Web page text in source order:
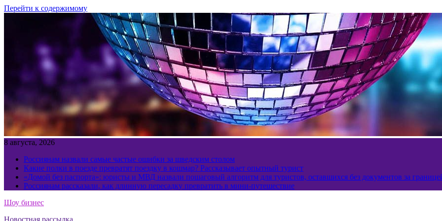
Перейти к содержимому
8 августа, 2026
Россиянам назвали самые частые ошибки за шведским столом
Какие полки в поезде превратят поездку в кошмар? Рассказывает опытный турист
«Домой без паспорта»: юристы и МВД назвали пошаговый алгоритм для туристов, оставшихся без документов за
Россиянам рассказали, как длинную пересадку превратить в мини-путешествие
Шоу бизнес
Новостная рассылка